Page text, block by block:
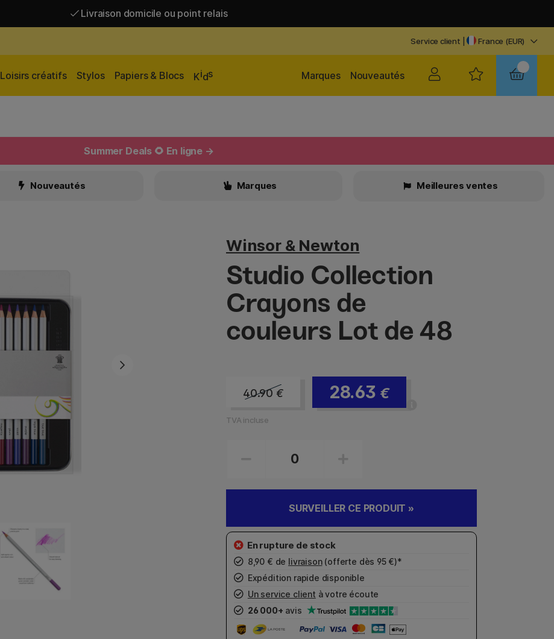
Livraison domicile ou point relais
Service client | France (EUR)
Loisirs créatifs Stylos Papiers & Blocs Kids Nouveautés
Marques
Summer Deals 🌻 En ligne →
Nouveautés Marques Meilleures ventes
Winsor & Newton
Studio Collection
Crayons de
couleurs Lot de 48
40.90 € 28.63 €
TVA incluse
SURVEILLER CE PRODUIT »
8,90 € de livraison(offerte dès 95 €)*
Expédition rapide disponible
Un service client à votre écoute
26 000+ avis